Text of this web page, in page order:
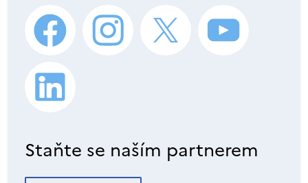
Staňte se naším partnerem